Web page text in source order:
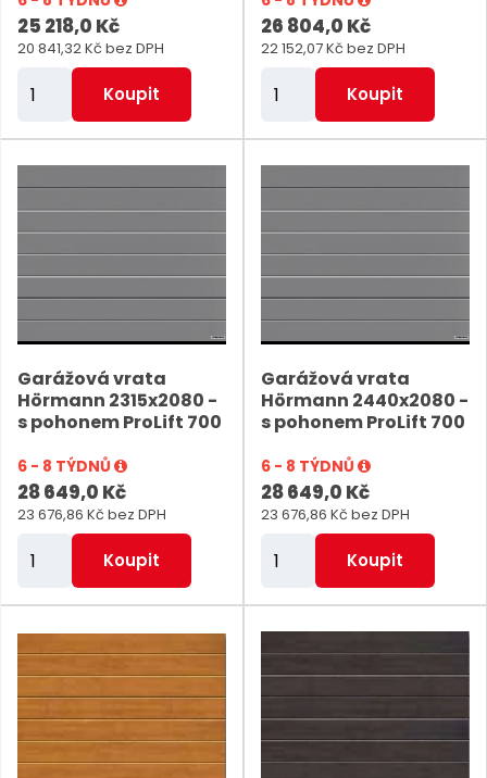
ů
25 218,0 Kč
20 841,32 Kč bez DPH
ě
n
i
t
o
č
t
Koupit
26 804,0 Kč
22 152,07 Kč bez DPH
ě
n
i
t
o
č
t
Koupit
Garážová vrata
Hörmann 2315x2080 -
s pohonem ProLift 700
28 649,0 Kč
23 676,86 Kč bez DPH
ě
n
i
t
o
Koupit
6 - 8 TÝDNŮ
Garážová vrata
Hörmann 2440x2080 -
s pohonem ProLift 700
28 649,0 Kč
23 676,86 Kč bez DPH
ě
n
i
t
o
Koupit
6 - 8 TÝDNŮ